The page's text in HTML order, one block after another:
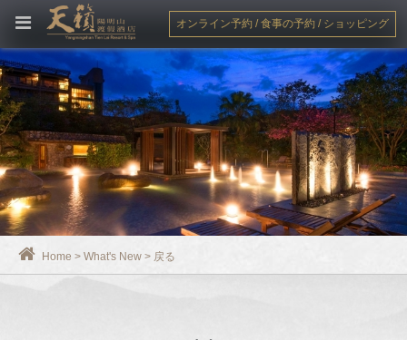
オンライン予約 / 食事の予約 / ショッピング
Home > What's New > 戻る